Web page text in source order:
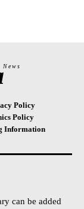
News
Policy
Policy
Information
can be added